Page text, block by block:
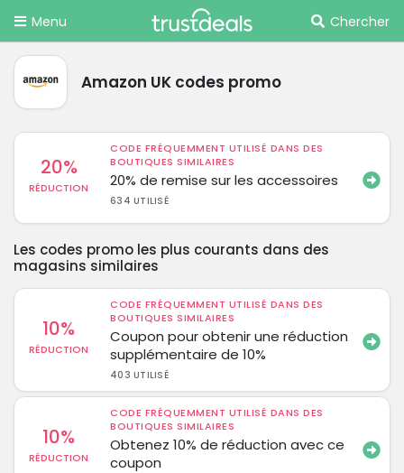
Menu Chercher
Amazon UK codes promo
20%
RÉDUCTION
CODE FRÉQUEMMENT UTILISÉ DANS DES
BOUTIQUES SIMILAIRES
20% de remise sur les accessoires
634 UTILISÉ
Les codes promo les plus courants dans des
magasins similaires
10%
RÉDUCTION
CODE FRÉQUEMMENT UTILISÉ DANS DES
BOUTIQUES SIMILAIRES
Coupon pour obtenir une réduction
supplémentaire de 10%
403 UTILISÉ
10%
RÉDUCTION
CODE FRÉQUEMMENT UTILISÉ DANS DES
BOUTIQUES SIMILAIRES
Obtenez 10% de réduction avec ce
coupon